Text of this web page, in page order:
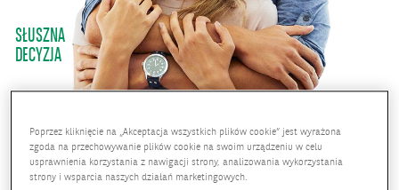
SŁUSZNA
DECYZJA
Poprzez kliknięcie na „Akceptacja wszystkich plików cookie” jest wyrażona
zgoda na przechowywanie plików cookie na swoim urządzeniu w celu
usprawnienia korzystania z nawigacji strony, analizowania wykorzystania
strony i wsparcia naszych działań marketingowych.